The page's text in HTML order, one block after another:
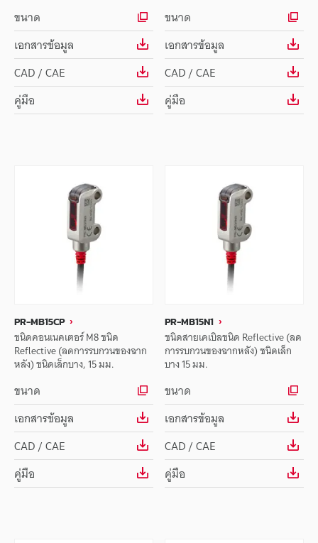
ขนาด
เอกสารข้อมูล
CAD / CAE
คู่มือ
ขนาด
เอกสารข้อมูล
CAD / CAE
คู่มือ
PR-MB15CP
ชนิดคอนเนคเตอร์ M8 ชนิด
Reflective (ลดการรบกวนของฉาก
หลัง) ชนิดเล็กบาง, 15 มม.
ขนาด
เอกสารข้อมูล
CAD / CAE
คู่มือ
PR-MB15N1
ชนิดสายเคเบิลชนิด Reflective (ลด
การรบกวนของฉากหลัง) ชนิดเล็ก
บาง 15 มม.
ขนาด
เอกสารข้อมูล
CAD / CAE
คู่มือ